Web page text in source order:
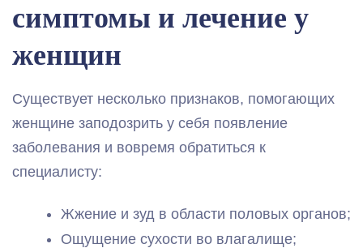
симптомы и лечение у
женщин
Существует несколько признаков, помогающих
женщине заподозрить у себя появление
заболевания и вовремя обратиться к
специалисту:
Жжение и зуд в области половых органов;
Ощущение сухости во влагалище;